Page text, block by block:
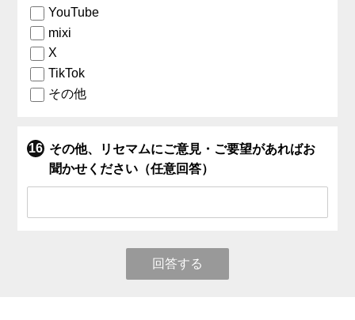
YouTube
mixi
X
TikTok
その他
その他、リセマムにご意見・ご要望があればお
聞かせください（任意回答）
回答する